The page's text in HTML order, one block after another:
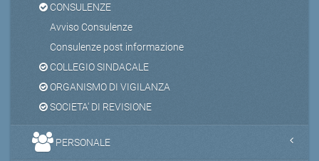
CONSULENZE
Avviso Consulenze
Consulenze post informazione
COLLEGIO SINDACALE
ORGANISMO DI VIGILANZA
SOCIETA' DI REVISIONE
PERSONALE